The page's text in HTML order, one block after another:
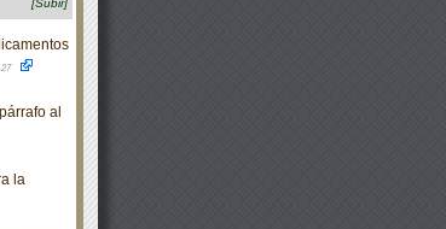
[Subir]
27
al
la